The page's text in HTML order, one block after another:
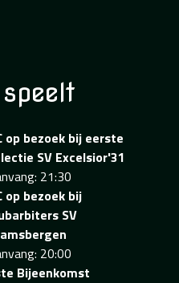
op bezoek bij eerste
SV Excelsior'31
21:30
op bezoek bij
SV
20:00
Bijeenkomst